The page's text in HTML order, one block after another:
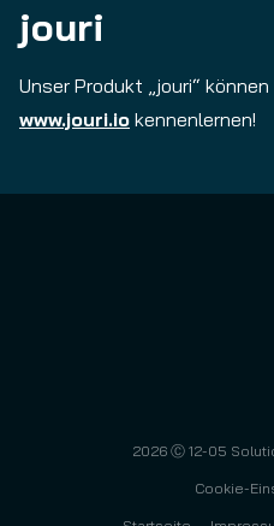
jouri
Unser Produkt „jouri“
www.jouri.io kennenlernen!
2026Ⓒ 12-05
Cookie-